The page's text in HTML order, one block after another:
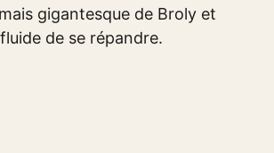
gigantesque de Broly et
de se répandre.